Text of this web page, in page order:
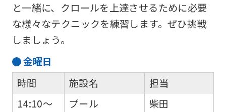
と一緒に、クロールを上達させるために必要
な様々なテクニックを練習します。ぜひ挑戦
しましょう。
金曜日
時間
14:10～
施設名
プール
担当
柴田